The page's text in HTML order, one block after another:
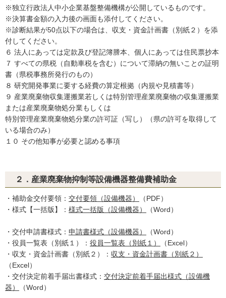
※独立行政法人中小企業基盤整備機構が公開しているものです。
※決算書金額の入力後の画面も添付してください。
※診断結果が50点以下の場合は、収支・資金計画書（別紙２）を添
付してください。
６ 法人にあっては定款及び登記簿謄本、個人にあっては住民票抄本
７ すべての県税（自動車税を含む）について滞納の無いことの証明
書（県税事務所発行のもの）
８ 研究開発事業に要する経費の算定根拠（内規や見積書等）
９ 産業廃棄物収集運搬業若しくは特別管理産業廃棄物の収集運搬業
または産業廃棄物処分業もしくは
特別管理産業廃棄物処分業の許可証（写し）（県の許可を取得して
いる場合のみ）
１０ その他知事が必要と認める事項
２．産業廃棄物抑制等設備機器整備費補助金
・補助金交付要領： 交付要領（設備機器）
（PDF）
・様式【一括版】： 様式一括版（設備機器） （Word）
・交付申請書様式： 申請書様式（設備機器）
（Word）
・役員一覧表（別紙１）： 役員一覧表（別紙１）
（Excel）
・収支・資金計画書（別紙２）： 収支・資金計画書（別紙２）
（Excel）
・交付決定前着手届出書様式： 交付決定前着手届出様式（設備機
器）
（Word）